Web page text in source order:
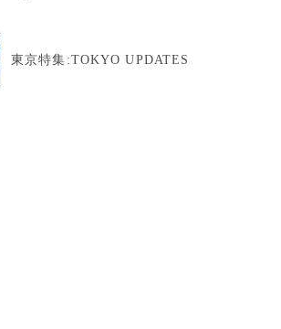
東京特集:TOKYO UPDATES